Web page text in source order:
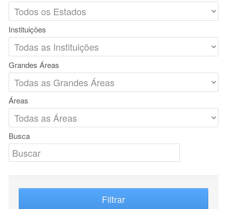
Instituições
Grandes Áreas
Áreas
Busca
Filtrar